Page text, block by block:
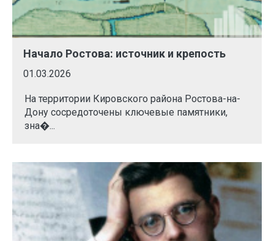
Начало Ростова: источник и крепость
01.03.2026
На территории Кировского района Ростова-на-
Дону сосредоточены ключевые памятники,
зна�...